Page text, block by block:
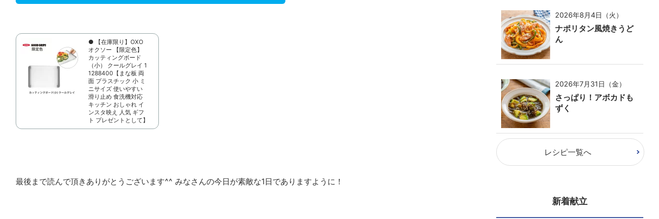
● 【在庫限り】OXO
オクソー 【限定色】
カッティングボード
（小） クールグレイ 1
1288400【まな板 両
面 プラスチック 小 ミ
ニサイズ 使いやすい
滑り止め 食洗機対応
キッチン おしゃれ イ
ンスタ映え 人気 ギフ
ト プレゼントとして】
最後まで読んで頂きありがとうございます^^ みなさんの今日が素敵な1日でありますように！
2026年8月4日（火）
ナポリタン風焼きうど
ん
2026年7月31日（金）
さっぱり！アボカドも
ずく
レシピ一覧へ
新着献立